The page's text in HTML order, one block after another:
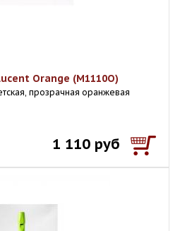
Orange (M1110O)
прозрачная оранжевая
1 110 руб